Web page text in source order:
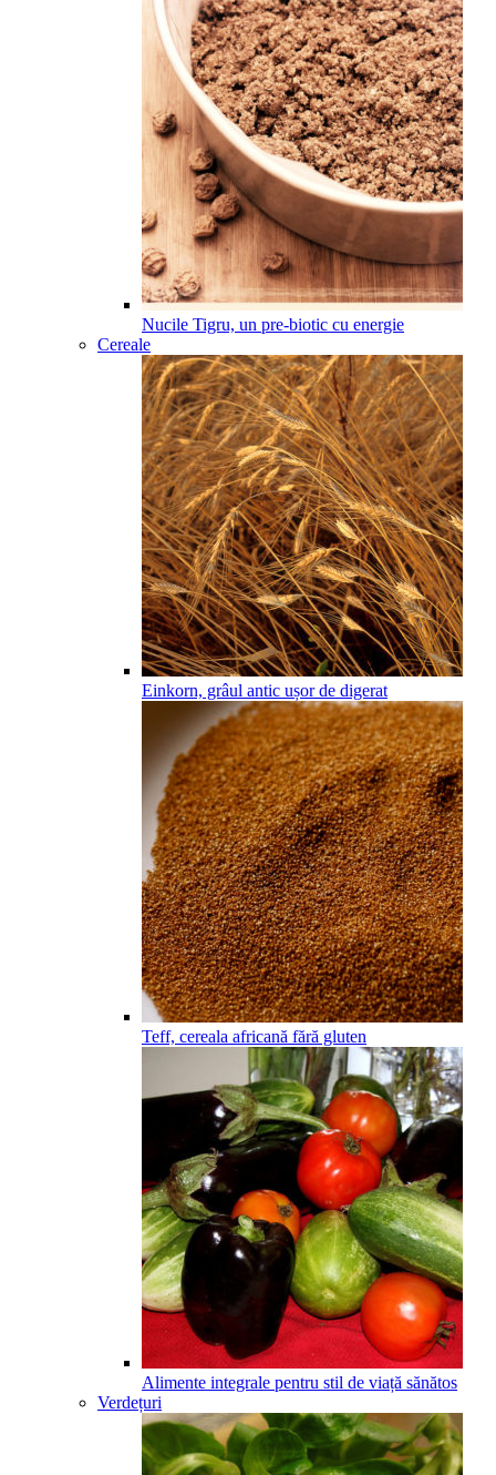
Nucile Tigru, un pre-biotic cu energie
Cereale
Einkorn, grâul antic ușor de digerat
Teff, cereala africană fără gluten
Alimente integrale pentru stil de viață sănătos
Verdețuri